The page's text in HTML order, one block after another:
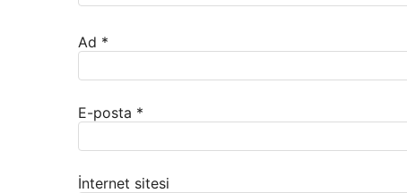
Ad *
E-posta *
İnternet sitesi